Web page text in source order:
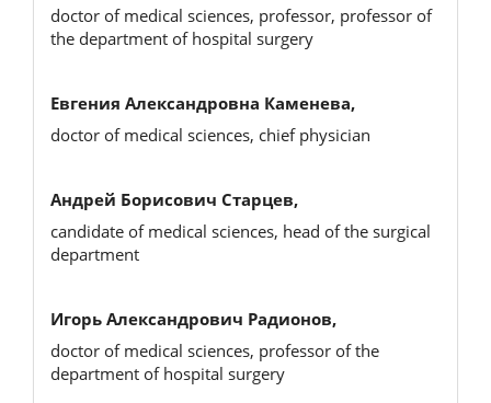
doctor of medical sciences, professor, professor of
the department of hospital surgery
Евгения Александровна Каменева,
doctor of medical sciences, chief physician
Андрей Борисович Старцев,
candidate of medical sciences, head of the surgical
department
Игорь Александрович Радионов,
doctor of medical sciences, professor of the
department of hospital surgery